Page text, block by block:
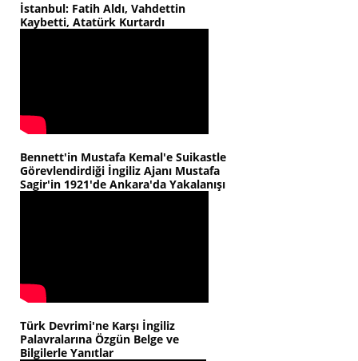
İstanbul: Fatih Aldı, Vahdettin
Kaybetti, Atatürk Kurtardı
Bennett'in Mustafa Kemal'e Suikastle
Görevlendirdiği İngiliz Ajanı Mustafa
Sagir'in 1921'de Ankara'da Yakalanışı
Türk Devrimi'ne Karşı İngiliz
Palavralarına Özgün Belge ve
Bilgilerle Yanıtlar